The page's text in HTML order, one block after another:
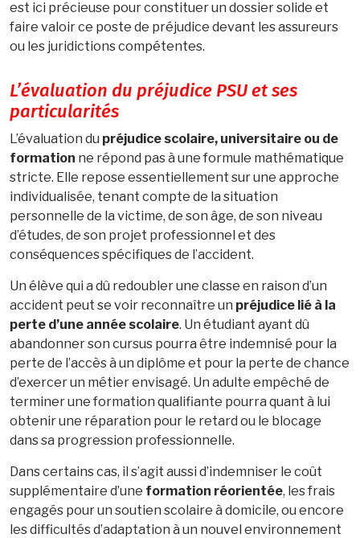
est ici précieuse pour constituer un dossier solide et
faire valoir ce poste de préjudice devant les assureurs
ou les juridictions compétentes.
L’évaluation du préjudice PSU et ses
particularités
L’évaluation du préjudice scolaire, universitaire ou de
formation ne répond pas à une formule mathématique
stricte. Elle repose essentiellement sur une approche
individualisée, tenant compte de la situation
personnelle de la victime, de son âge, de son niveau
d’études, de son projet professionnel et des
conséquences spécifiques de l’accident.
Un élève qui a dû redoubler une classe en raison d’un
accident peut se voir reconnaître un préjudice lié à la
perte d’une année scolaire. Un étudiant ayant dû
abandonner son cursus pourra être indemnisé pour la
perte de l’accès à un diplôme et pour la perte de chance
d’exercer un métier envisagé. Un adulte empêché de
terminer une formation qualifiante pourra quant à lui
obtenir une réparation pour le retard ou le blocage
dans sa progression professionnelle.
Dans certains cas, il s’agit aussi d’indemniser le coût
supplémentaire d’une formation réorientée, les frais
engagés pour un soutien scolaire à domicile, ou encore
les difficultés d’adaptation à un nouvel environnement